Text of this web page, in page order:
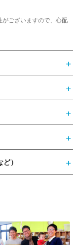
ございますので、心配
）